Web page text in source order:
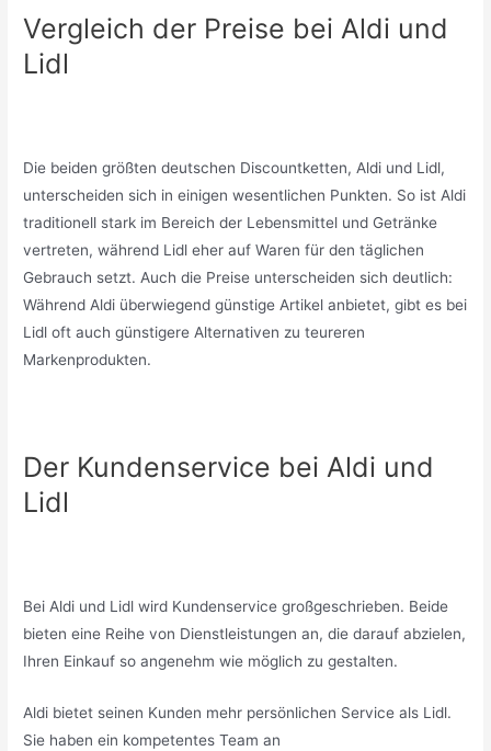
Vergleich der Preise bei Aldi und
Lidl
Die beiden größten deutschen Discountketten, Aldi und Lidl,
unterscheiden sich in einigen wesentlichen Punkten. So ist Aldi
traditionell stark im Bereich der Lebensmittel und Getränke
vertreten, während Lidl eher auf Waren für den täglichen
Gebrauch setzt. Auch die Preise unterscheiden sich deutlich:
Während Aldi überwiegend günstige Artikel anbietet, gibt es bei
Lidl oft auch günstigere Alternativen zu teureren
Markenprodukten.
Der Kundenservice bei Aldi und
Lidl
Bei Aldi und Lidl wird Kundenservice großgeschrieben. Beide
bieten eine Reihe von Dienstleistungen an, die darauf abzielen,
Ihren Einkauf so angenehm wie möglich zu gestalten.
Aldi bietet seinen Kunden mehr persönlichen Service als Lidl.
Sie haben ein kompetentes Team an